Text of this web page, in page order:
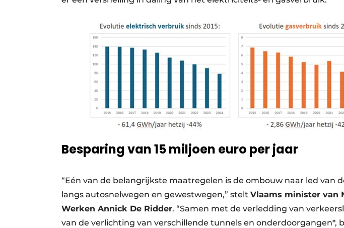
Besparing van 15 miljoen euro per jaar
“Eén van de belangrijkste maatregelen is de ombouw naar led van
langs autosnelwegen en gewestwegen,” stelt Vlaams minister van
Werken Annick De Ridder. “Samen met de verledding van
van de verlichting van verschillende tunnels en onderdoorgangen*,